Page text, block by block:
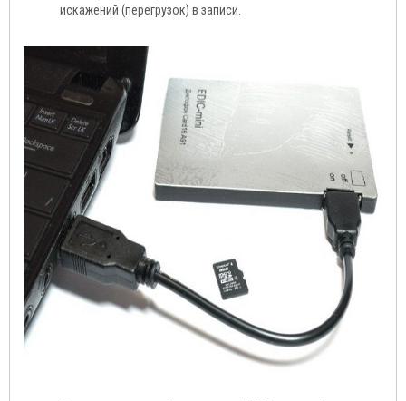
искажений (перегрузок) в записи.